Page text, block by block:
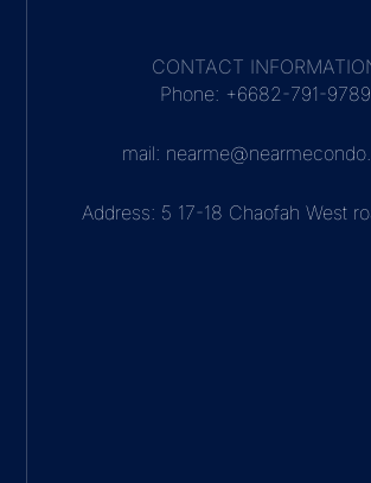
CONTACT
Phone: +6682-791-9789
mail:
Address: 5 17-18 Chaofah West